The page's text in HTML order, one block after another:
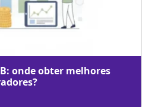
onde obter melhores